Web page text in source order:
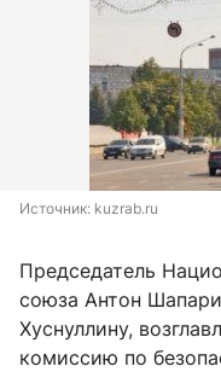
Источник: kuzrab.ru
Председатель
союза Антон
Хуснуллину,
комиссию по